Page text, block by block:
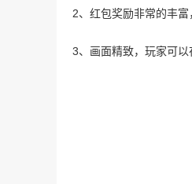
2、红包奖励非常的丰
3、画面精致，玩家可